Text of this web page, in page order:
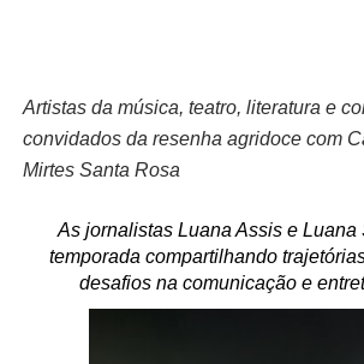
Artistas da música, teatro, literatura e
convidados da resenha agridoce com
Mirtes Santa Rosa
As jornalistas Luana Assis e Luana
temporada compartilhando
desafios na comunicação e